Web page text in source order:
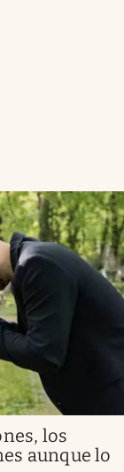
los
aunque lo